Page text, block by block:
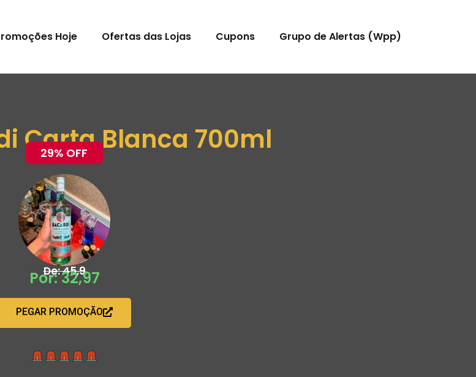
Hoje Ofertas das Lojas Cupons Grupo de Alertas (Wpp)
Carta Blanca 700ml
29% OFF
De: 45,9
Por: 32,97
PEGAR PROMOÇÃO